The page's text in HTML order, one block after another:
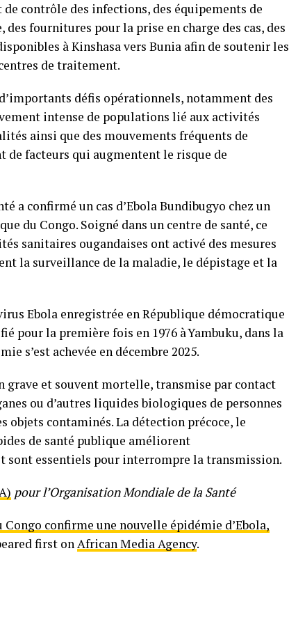
contrôle des infections, des équipements de
fournitures pour la prise en charge des cas, des
à Kinshasa vers Bunia afin de soutenir les
de traitement.
défis opérationnels, notamment des
intense de populations lié aux activités
ainsi que des mouvements fréquents de
facteurs qui augmentent le risque de
a confirmé un cas d’Ebola Bundibugyo chez un
du Congo. Soigné dans un centre de santé, ce
sanitaires ougandaises ont activé des mesures
la surveillance de la maladie, le dépistage et la
Ebola enregistrée en République démocratique
pour la première fois en 1976 à Yambuku, dans la
s’est achevée en décembre 2025.
grave et souvent mortelle, transmise par contact
ou d’autres liquides biologiques de personnes
objets contaminés. La détection précoce, le
de santé publique améliorent
sont essentiels pour interrompre la transmission.
pour l’Organisation Mondiale de la Santé
confirme une nouvelle épidémie d’Ebola,
first onAfrican Media Agency.